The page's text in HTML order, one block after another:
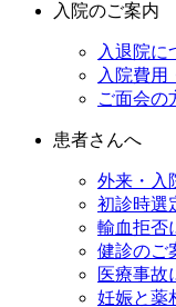
入院のご案内
入退院に
入院費用
ご面会の
患者さんへ
外来・入
初診時選
輸血拒否
健診のご
医療事故
妊娠と薬